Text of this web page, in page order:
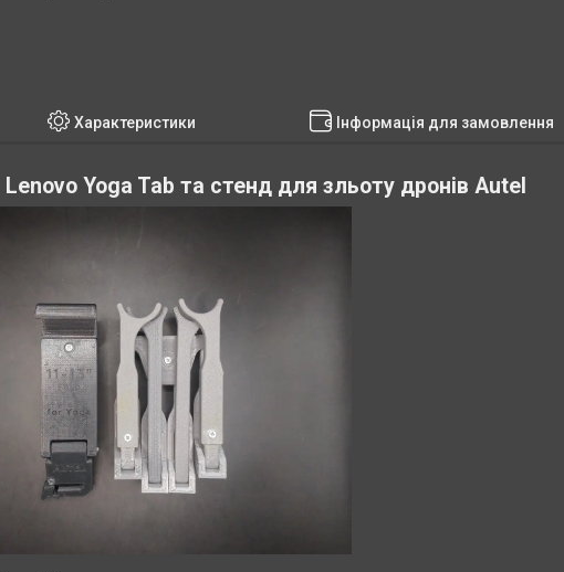
Характеристики Інформація для замовлення
Yoga Tab та стенд для зльоту дронів Autel